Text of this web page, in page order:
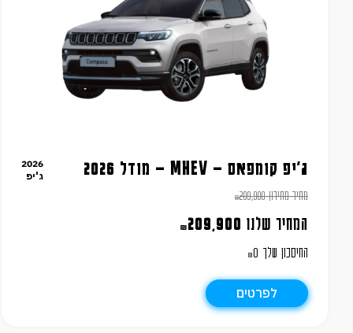
ג'יפ קומפאס – MHEV – מודל 2026
מחיר מחירון ₪209,900
המחיר שלנו ₪209,900
החיסכון שלך ₪0
2026
ג'יפ
לפרטים